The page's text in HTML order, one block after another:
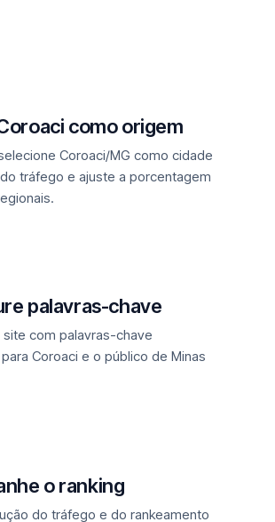
como origem
Coroaci/MG como cidade
tráfego e ajuste a porcentagem
palavras-chave
site com palavras-chave
Coroaci e o público de Minas
o ranking
do tráfego e do rankeamento